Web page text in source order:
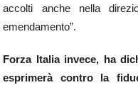
accolti anche nella
emendamento”.
Forza Italia invece, ha
esprimerà contro la